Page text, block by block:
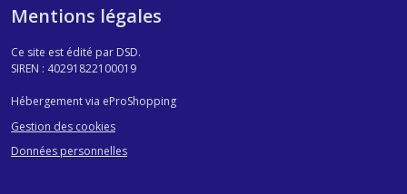
Mentions légales
Ce site est édité par DSD.
SIREN : 40291822100019
Hébergement via eProShopping
Gestion des cookies
Données personnelles